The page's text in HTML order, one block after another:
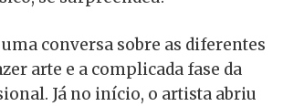
conversa sobre as diferentes
arte e a complicada fase da
Já no início, o artista abriu